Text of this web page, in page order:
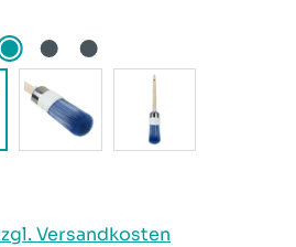
Versandkosten